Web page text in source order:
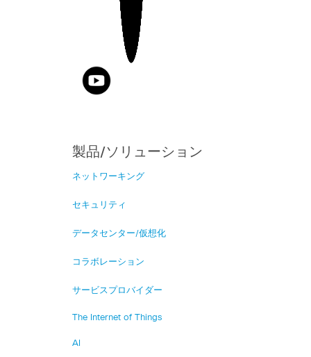
製品/ソリューション
ネットワーキング
セキュリティ
データセンター/仮想化
コラボレーション
サービスプロバイダー
The Internet of Things
AI